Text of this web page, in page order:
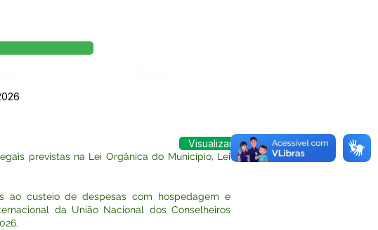
previstas na Lei Orgânica do Município, Lei
ao custeio de despesas com hospedagem e
da União Nacional dos Conselheiros
Visualizar